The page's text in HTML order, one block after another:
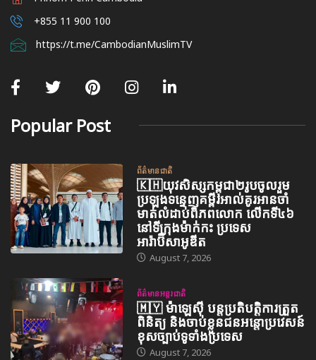
+855 11 900 100
https://t.me/CambodianMuslimTV
Popular Post
ព័ត៌មានជាតិ
🇰🇭យុវសិស្សកម្ពុជា២រូបចូលរួម
ប្រឡងទន្ទេញគម្ពីរអាល់គូរអានចាំ
មាត់លំដាប់ពិភពលោក លើកទី៤៦
នៅទីក្រុងម៉ាក់កះ ប្រទេស
អារ៉ាប៊ីសាអូឌីត
August 7, 2026
ព័ត៌មានអន្តរជាតិ
🇲🇾 ម៉ាឡេស៊ី បន្តប្រតិបត្តិការត្រួត
ពិនិត្យ និងចាប់ខ្លួនជនអន្តោប្រវេសន៍
ខុសច្បាប់ទូទាំងប្រទេស
August 7, 2026